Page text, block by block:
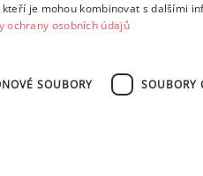
je mohou kombinovat s dalšími
ochrany osobních údajů
SOUBORY SOUBORY